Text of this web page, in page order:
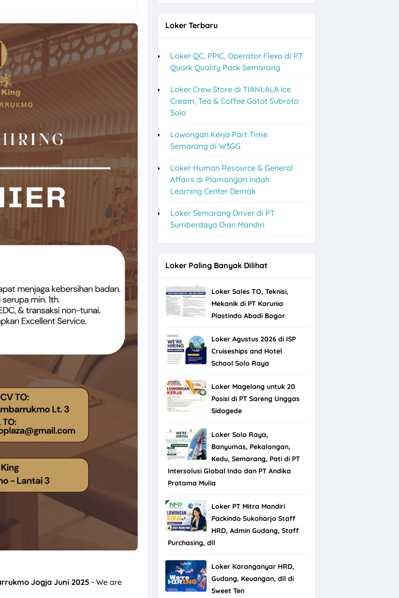
di Cerita Rasa Catering & Meeting Room
Cabang & Backup di PT Indonesia Plafon Semesta
Daihatsu Klaten & Solo
Keuangan, dll di Sweet Ten
Sukoharjo di Es Teh Mas Karebet
di PT Damai Global Synergy
Candi Elektronik Sukoharjo
Posisi Crew Outlet
di PT Elvas Grafika Indonesia
Tiga Likuid Plastindo & PT Likuid Pharmalab Indonesia
di PT Quark Quality Pack Semarang
Jogja Juni 2025 - We are
Loker Terbaru
Loker QC, PPIC, Operator Flexo di PT
Quark Quality Pack Semarang
Loker Crew Store di TIANLALA Ice
Cream, Tea & Coffee Gatot Subroto
Solo
Lowongan Kerja Part Time
Semarang di W3GG
Loker Human Resource & General
Affairs di Plamongan Indah
Learning Center Demak
Loker Semarang Driver di PT
Sumberdaya Dian Mandiri
Loker Paling Banyak Dilihat
Loker Sales TO, Teknisi,
Mekanik di PT Karunia
Plastindo Abadi Bogor
Loker Agustus 2026 di ISP
Cruiseships and Hotel
School Solo Raya
Loker Magelang untuk 20
Posisi di PT Sareng Unggas
Sidogede
Loker Solo Raya,
Banyumas, Pekalongan,
Kedu, Semarang, Pati di PT
Intersolusi Global Indo dan PT Andika
Pratama Mulia
Loker PT Mitra Mandiri
Packindo Sukoharjo Staff
HRD, Admin Gudang, Staff
Purchasing, dll
Loker Karanganyar HRD,
Gudang, Keuangan, dll di
Sweet Ten